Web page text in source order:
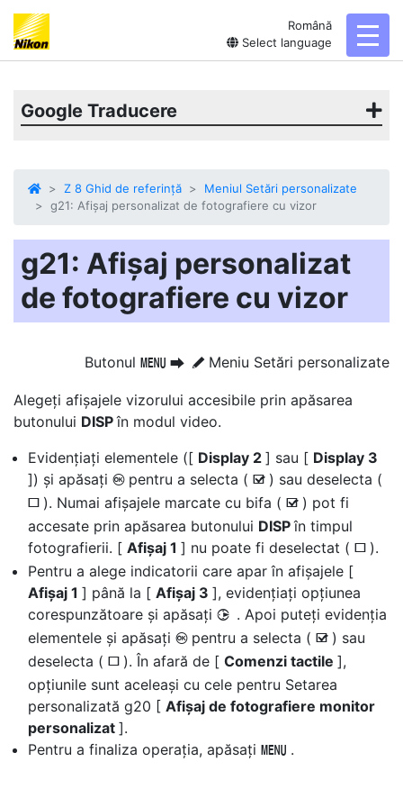
Română
Select language
Google Traducere
Z 8 Ghid de referință
Meniul Setări personalizate
g21: Afișaj personalizat de fotografiere cu vizor
g21: Afișaj personalizat
de fotografiere cu vizor
Butonul G U A Meniu Setări personalizate
Alegeți afișajele vizorului accesibile prin apăsarea
butonului DISPîn modul video.
Evidențiați elementele ([ Display 2 ] sau [ Display 3
]) și apăsați J pentru a selecta ( M ) sau deselecta (
U ). Numai afișajele marcate cu bifa ( M ) pot fi
accesate prin apăsarea butonului DISPîn timpul
fotografierii. [ Afișaj 1 ] nu poate fi deselectat ( U ).
Pentru a alege indicatorii care apar în afișajele [
Afișaj 1 ] până la [ Afișaj 3 ], evidențiați opțiunea
corespunzătoare și apăsați 2 . Apoi puteți evidenția
elementele și apăsați J pentru a selecta ( M ) sau
deselecta ( U ). În afară de [ Comenzi tactile ],
opțiunile sunt aceleași cu cele pentru Setarea
personalizată g20 [ Afișaj de fotografiere monitor
personalizat ].
Pentru a finaliza operația, apăsați G .